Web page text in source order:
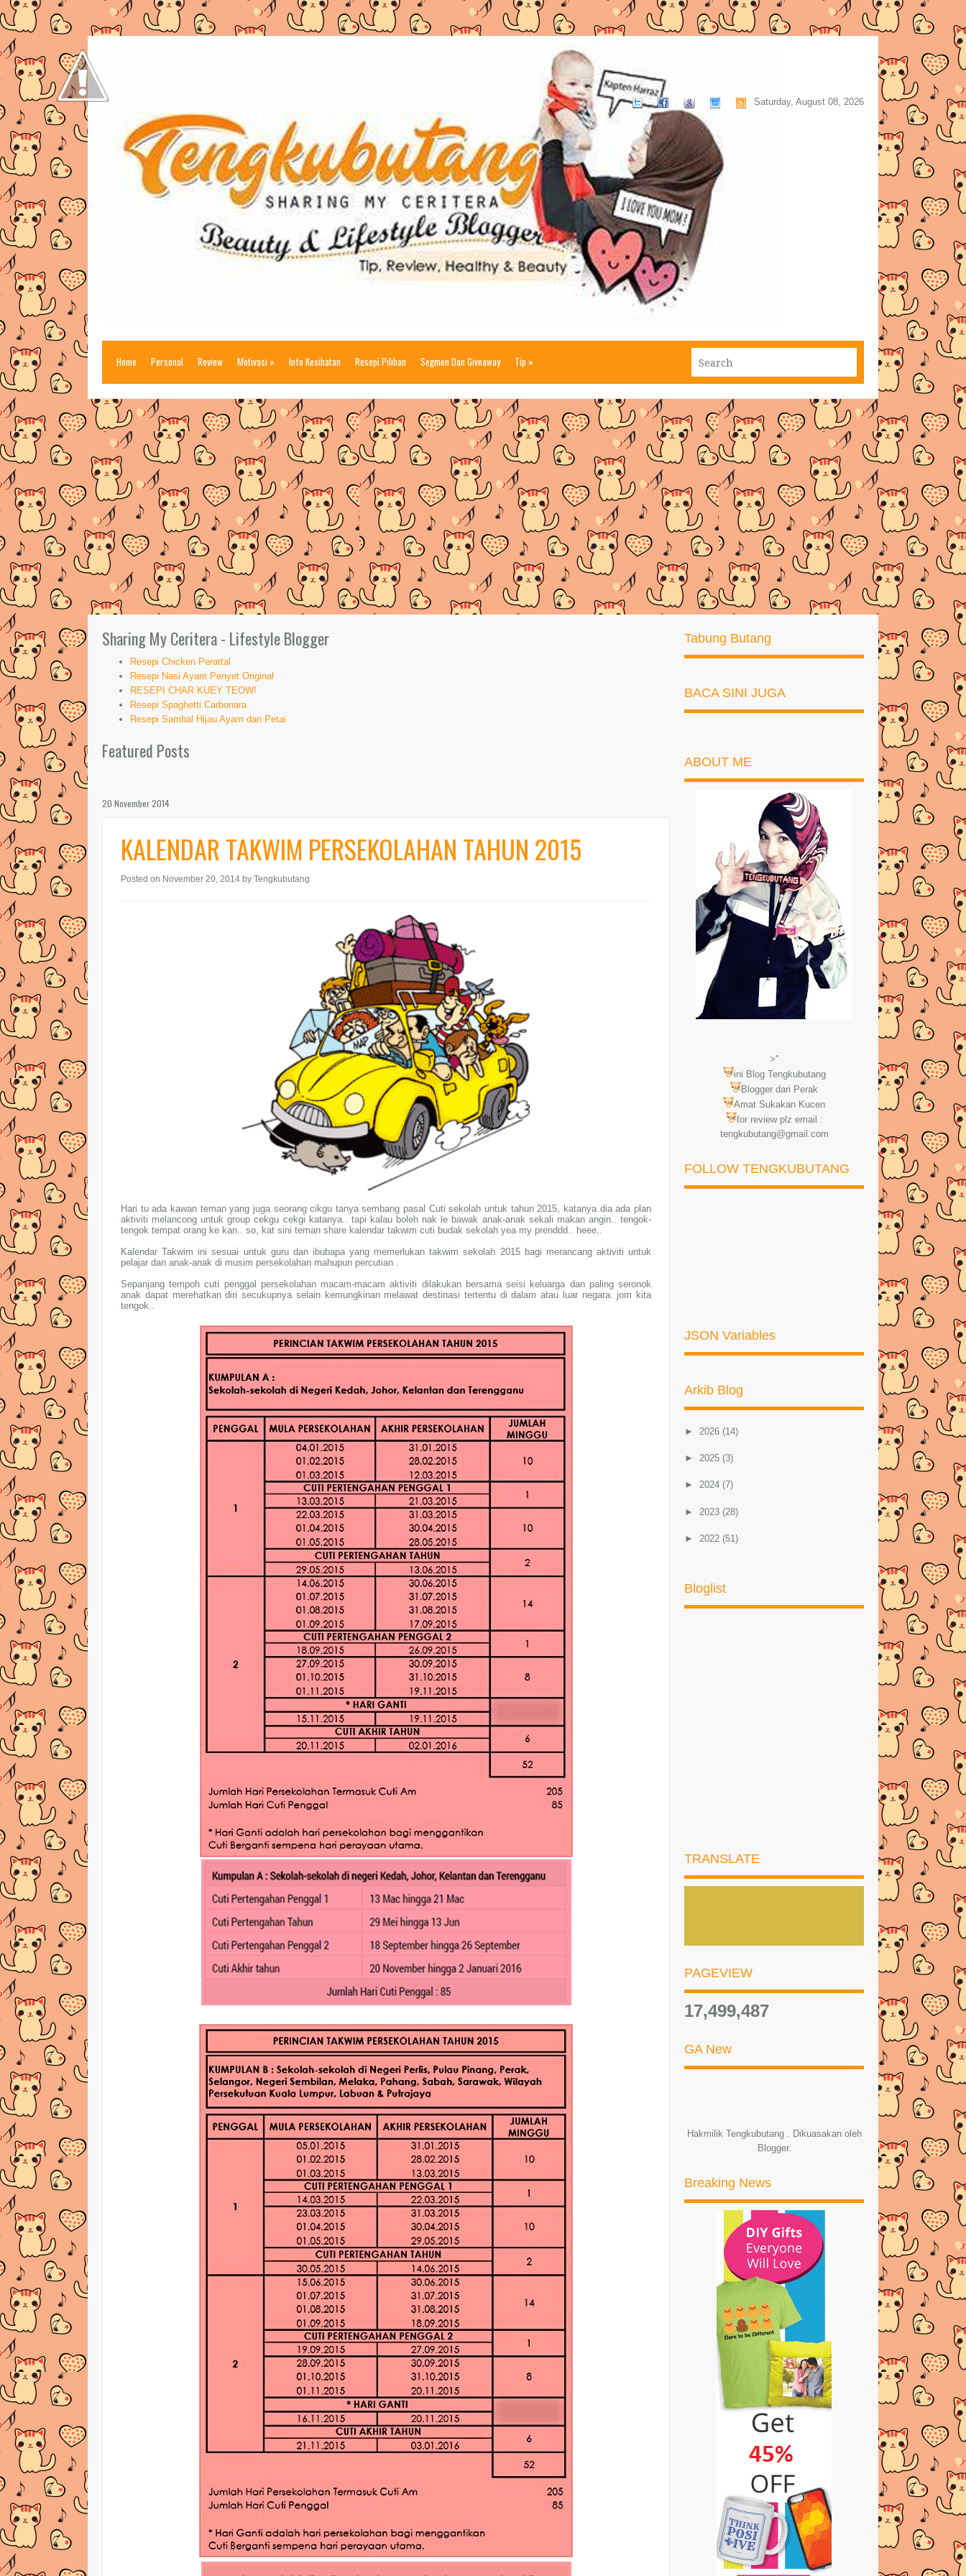
Saturday, August 08, 2026
Home Personal Review Motivasi » Info Kesihatan Resepi Pilihan Segmen Dan Giveaway Tip »
Sharing My Ceritera - Lifestyle Blogger
Resepi Chicken Perattal
Resepi Nasi Ayam Penyet Original
RESEPI CHAR KUEY TEOW!
Resepi Spaghetti Carbonara
Resepi Sambal Hijau Ayam dan Petai
Featured Posts
20 November 2014
KALENDAR TAKWIM PERSEKOLAHAN TAHUN 2015
Posted on November 20, 2014 by Tengkubutang
Hari tu ada kawan teman yang juga seorang cikgu tanya sembang pasal Cuti sekolah untuk tahun 2015, katanya dia ada plan
aktiviti melancong untuk group cekgu cekgi katanya.. tapi kalau boleh nak le bawak anak-anak sekali makan angin.. tengok-
tengok tempat orang ke kan.. so, kat sini teman share kalendar takwim cuti budak sekolah yea my prenddd.. heee..
Kalendar Takwim ini sesuai untuk guru dan ibubapa yang memerlukan takwim sekolah 2015 bagi merancang aktiviti untuk
pelajar dan anak-anak di musim persekolahan mahupun percutian .
Sepanjang tempoh cuti penggal persekolahan macam-macam aktiviti dilakukan bersama seisi keluarga dan paling seronok
anak dapat merehatkan diri secukupnya selain kemungkinan melawat destinasi tertentu di dalam atau luar negara. jom kita
tengok..
Tabung Butang
BACA SINI JUGA
ABOUT ME
>"
ini Blog Tengkubutang
Blogger dari Perak
Amat Sukakan Kucen
for review plz email :
tengkubutang@gmail.com
FOLLOW TENGKUBUTANG
JSON Variables
Arkib Blog
► 2026 (14)
► 2025 (3)
► 2024 (7)
► 2023 (28)
► 2022 (51)
►2020(57)
Kaca Mata Mengikut Bentuk Muka!
MUSK BLOSSOM MEMANG
Resepi Ayam Sambal Cili Garing
CUBA TEKA | TENGKUBUTANG
GIVEAWAY EMBUN BEAUTY
HOUSE BY T...
SENARAI PESERTA BIRTHDAY
GIVEAWAY EMBUN BEAUTY
HOU...
SEGMEN CUBA TEKA |
TENGKUBUTANG
KALENDAR TAKWIM
PERSEKOLAHAN TAHUN 2015
1 JUTA Pageview 1000 Entri
KALENDAR TAKWIM TARIKH
PENTING DALAM ISLAM TAHUN
2015
TIPS MUDAH BERSALIN
KALENDAR CUTI-CUTI UMUM 2015
DEMAM | MOHON MAAF DARI
TENGKUBUTANG
BIRTHDAY GIVEAWAY EMBUN
BEAUTY HOUSE BY
TENGKUBUTA...
BIRTHDAY GIVEAWAY EMBUN
BEAUTY HOUSE BY
Bloglist
TRANSLATE
PAGEVIEW
17,499,487
GA New
Hakmilik Tengkubutang . Dikuasakan oleh
Blogger.
Breaking News